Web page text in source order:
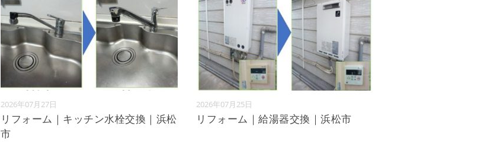
2026年07月27日
リフォーム｜キッチン水栓交換｜浜松
市
2026年07月25日
リフォーム｜給湯器交換｜浜松市